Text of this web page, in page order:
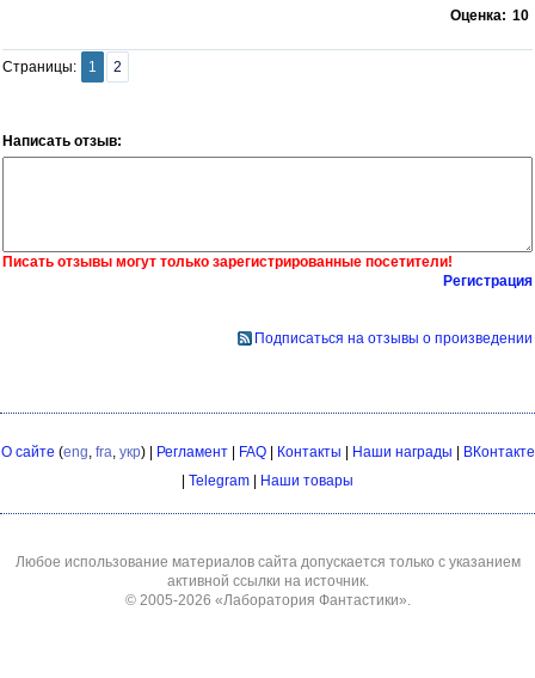
Оценка: 10
Страницы: 1 2
Написать отзыв:
Писать отзывы могут только зарегистрированные посетители!
Регистрация
Подписаться на отзывы о произведении
О сайте (eng, fra, укр) | Регламент| FAQ| Контакты Наши награды
ВКонтакте
Telegram Наши товары
Любое использование материалов сайта допускается только с указанием
активной ссылки на источник.
© 2005-2026 «Лаборатория Фантастики».